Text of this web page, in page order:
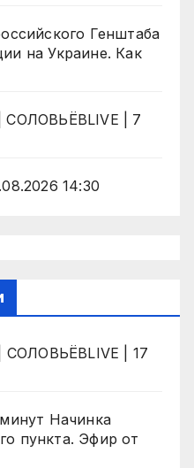
Генштаба
на Украине. Как
СОЛОВЬЁВLIVE | 7
14:30
СОЛОВЬЁВLIVE | 17
Начинка
пункта. Эфир от